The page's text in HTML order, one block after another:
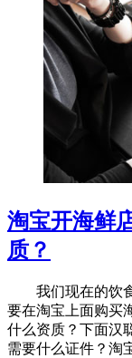
淘宝开海鲜
质？
我们现在的饮食
要在淘宝上面购买
什么资质？下面
需要什么证件？淘